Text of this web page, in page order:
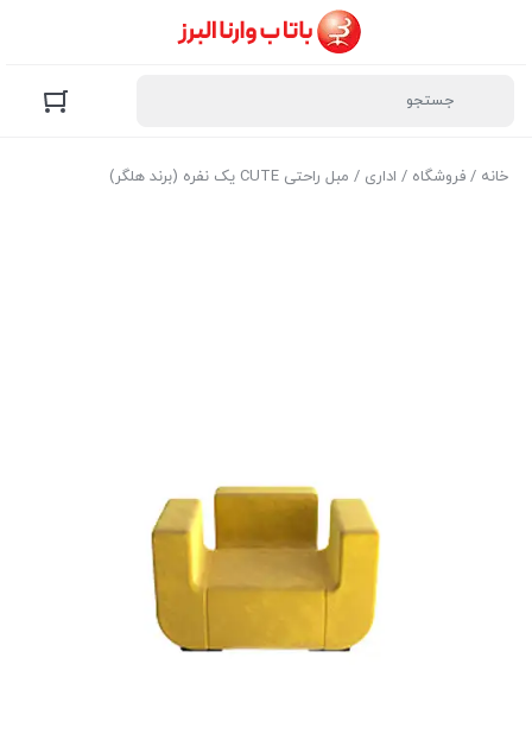
خانه / فروشگاه / اداری / مبل راحتی CUTE یک نفره (برند هلگر)